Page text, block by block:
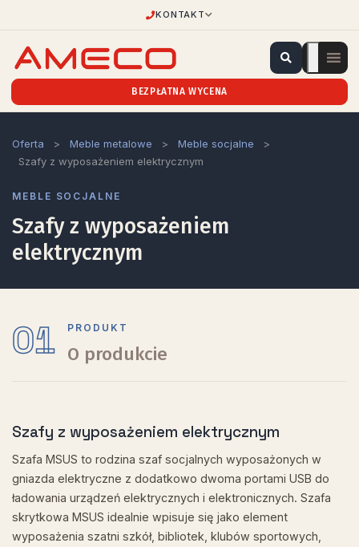
KONTAKT
BEZPŁATNA WYCENA
Oferta > Meble metalowe > Meble socjalne
>
Szafy z wyposażeniem elektrycznym
MEBLE SOCJALNE
Szafy z wyposażeniem
elektrycznym
01 PRODUKT
O produkcie
Szafy z wyposażeniem elektrycznym
Szafa MSUS to rodzina szaf socjalnych wyposażonych w
gniazda elektryczne z dodatkowo dwoma portami USB do
ładowania urządzeń elektrycznych i elektronicznych. Szafa
skrytkowa MSUS idealnie wpisuje się jako element
wyposażenia szatni szkół, bibliotek, klubów sportowych,